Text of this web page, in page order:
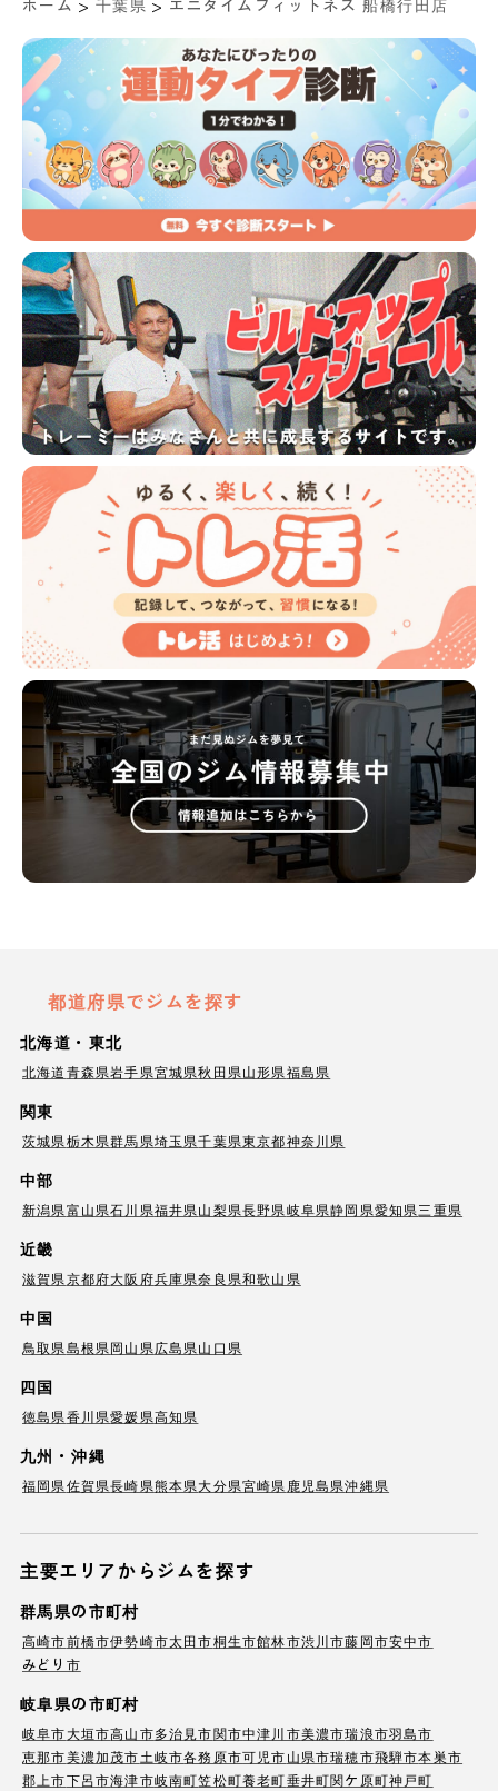
ホーム 千葉県 エニタイムフィットネス 船橋行田店
都道府県でジムを探す
北海道・東北
北海道青森県岩手県宮城県秋田県山形県福島県
関東
茨城県栃木県群馬県埼玉県千葉県東京都神奈川県
中部
新潟県富山県石川県福井県山梨県長野県岐阜県静岡県愛知県三重県
近畿
滋賀県京都府大阪府兵庫県奈良県和歌山県
中国
鳥取県島根県岡山県広島県山口県
四国
徳島県香川県愛媛県高知県
九州・沖縄
福岡県佐賀県長崎県熊本県大分県宮崎県 鹿児島県沖縄県
主要エリアからジムを探す
群馬県の市町村
高崎市前橋市伊勢崎市太田市桐生市館林市渋川市藤岡市安中市
みどり市
岐阜県の市町村
岐阜市大垣市高山市多治見市関市中津川市美濃市瑞浪市羽島市
恵那市美濃加茂市土岐市各務原市可児市山県市瑞穂市飛騨市本巣市
郡上市下呂市海津市岐南町笠松町養老町垂井町関ケ原町神戸町